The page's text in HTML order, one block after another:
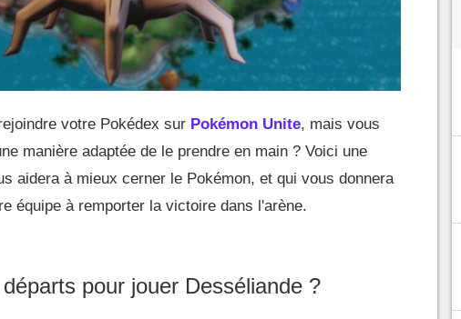
votre Pokédex sur Pokémon Unite, mais vous
manière adaptée de le prendre en main ? Voici une
aidera à mieux cerner le Pokémon, et qui vous donnera
équipe à remporter la victoire dans l'arène.
pour jouer Desséliande ?